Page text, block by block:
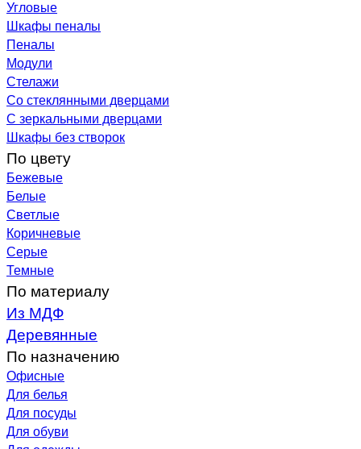
Угловые
Шкафы пеналы
Пеналы
Модули
Стелажи
Со стеклянными дверцами
С зеркальными дверцами
Шкафы без створок
По цвету
Бежевые
Белые
Светлые
Коричневые
Серые
Темные
По материалу
Из МДФ
Деревянные
По назначению
Офисные
Для белья
Для посуды
Для обуви